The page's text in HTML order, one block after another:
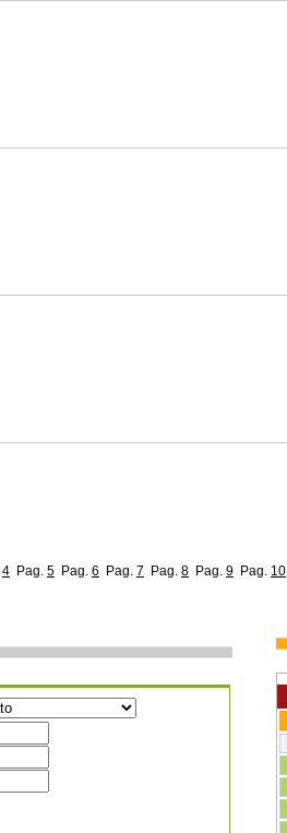
4 Pag. 5 Pag. 6 Pag. 7 Pag. 8 Pag. 9 Pag. 10